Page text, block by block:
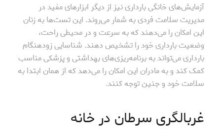
آزمایش‌های خانگی بارداری نیز از دیگر ابزارهای مفید در
مدیریت سلامت فردی به شمار می‌روند. این تست‌ها به زنان
این امکان را می‌دهند که به سرعت و در محیطی راحت،
وضعیت بارداری خود را تشخیص دهند. شناسایی زودهنگام
بارداری می‌تواند به برنامه‌ریزی‌های بهداشتی و پزشکی مناسب
کمک کند و به مادران این امکان را می‌دهد که از همان ابتدا به
سلامت خود و جنین توجه کنند.
غربالگری سرطان در خانه